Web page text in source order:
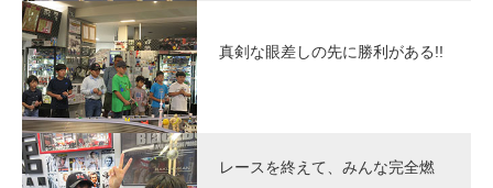
真剣な眼差しの先に勝利がある!!
レースを終えて、みんな完全燃